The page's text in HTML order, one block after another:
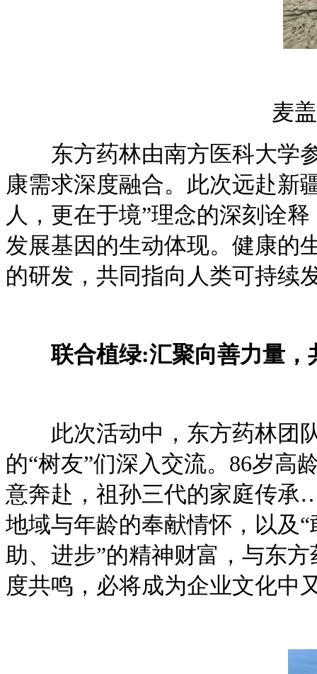
麦
东方药林由南方医科大学参
康需求深度融合。此次远赴新
人，更在于境”理念的深刻诠
发展基因的生动体现。健康的
的研发，共同指向人类可持续
联合植绿:汇聚向善力量，
此次活动中，东方药林团队
的“树友”们深入交流。86岁高
意奔赴，祖孙三代的家庭传
地域与年龄的奉献情怀，以及
助、进步”的精神财富，与东
度共鸣，必将成为企业文化中